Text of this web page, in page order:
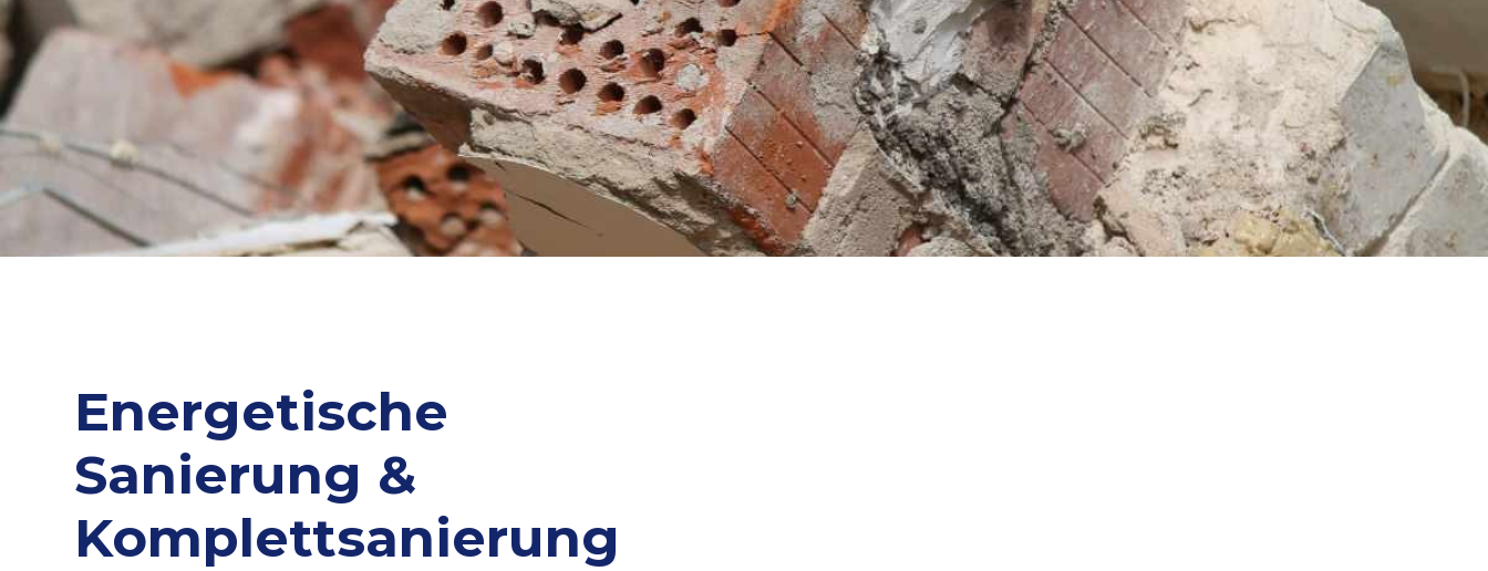
Energetische
Sanierung &
Komplettsanierung